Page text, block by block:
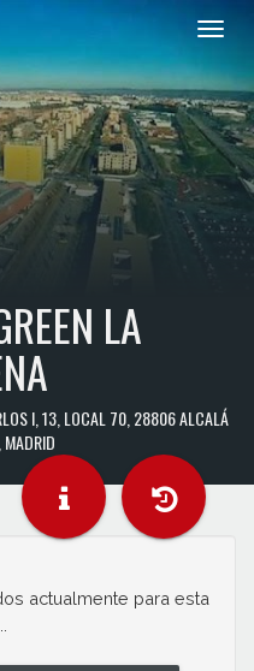
Toggle
LA
I, 13, LOCAL 70, 28806 ALCALÁ
MADRID
actualmente para esta